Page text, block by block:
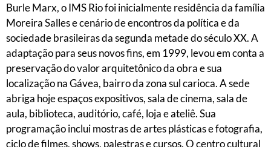
Burle Marx, o IMS Rio foi inicialmente residência da família
Moreira Salles e cenário de encontros da política e da
sociedade brasileiras da segunda metade do século XX. A
adaptação para seus novos fins, em 1999, levou em conta a
preservação do valor arquitetônico da obra e sua
localização na Gávea, bairro da zona sul carioca. A sede
abriga hoje espaços expositivos, sala de cinema, sala de
aula, biblioteca, auditório, café, loja e ateliê. Sua
programação inclui mostras de artes plásticas e fotografia,
ciclo de filmes, shows, palestras e cursos. O centro cultural